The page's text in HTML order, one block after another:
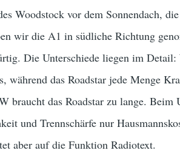
Woodstock vor dem Sonnendach,
wir die A1 in südliche Richtung
Die Unterschiede liegen im
während das Roadstar jede Menge
braucht das Roadstar zu lange. Beim
und Trennschärfe nur
aber auf die Funktion Radiotext.